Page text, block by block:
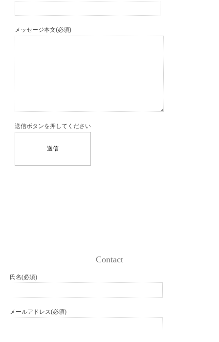
メッセージ本文(必須)
送信ボタンを押してください
Contact
氏名(必須)
メールアドレス(必須)